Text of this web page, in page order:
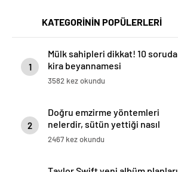
KATEGORİNİN POPÜLERLERİ
1
Mülk sahipleri dikkat! 10 soruda
kira beyannamesi
3582 kez okundu
2
Doğru emzirme yöntemleri
nelerdir, sütün yettiği nasıl
anlaşılır?
2467 kez okundu